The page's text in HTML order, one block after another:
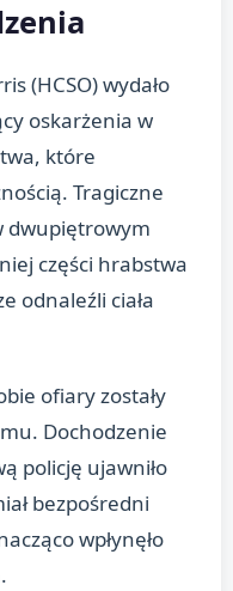
(HCSO) wydało
oskarżenia w
które
Tragiczne
dwupiętrowym
części hrabstwa
odnaleźli ciała
ofiary zostały
Dochodzenie
policję ujawniło
bezpośredni
wpłynęło